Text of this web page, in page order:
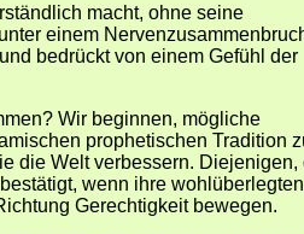
macht, ohne seine
einem
bedrückt von einem Gefühl der
Wir beginnen, mögliche
prophetischen Tradition
die Welt verbessern. Diejenigen,
wenn ihre wohlüberlegten
Gerechtigkeit bewegen.